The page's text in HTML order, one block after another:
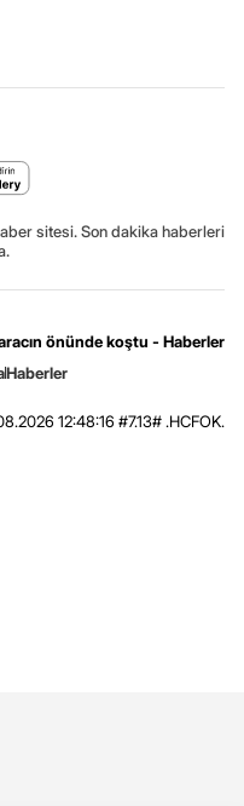
sitesi. Son dakika haberleri
önünde koştu - Haberler
Haberler
12:48:16 #7.13# .HCFOK.